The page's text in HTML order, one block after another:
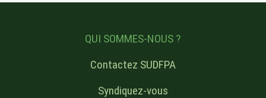
QUI SOMMES-NOUS ?
Contactez SUDFPA
Syndiquez-vous